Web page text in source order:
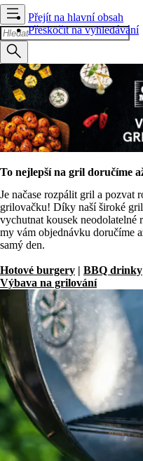
Přejít na hlavní obsah
Přeskočit na vyhledávání
To nejlepší na gril doručíme
Je načase rozpálit gril a pozvat
grilovačku! Díky naší široké
vychutnat kousek neodolatelné
my vám objednávku doručíme
samý den.
Hotové burgery | BBQ drinky
Výbava na grilování